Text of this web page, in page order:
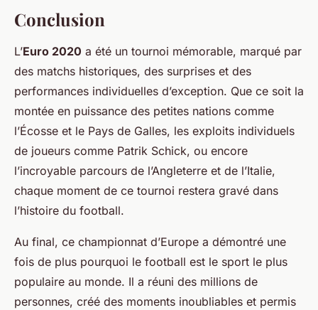
Conclusion
L’Euro 2020 a été un tournoi mémorable, marqué par
des matchs historiques, des surprises et des
performances individuelles d’exception. Que ce soit la
montée en puissance des petites nations comme
l’Écosse et le Pays de Galles, les exploits individuels
de joueurs comme Patrik Schick, ou encore
l’incroyable parcours de l’Angleterre et de l’Italie,
chaque moment de ce tournoi restera gravé dans
l’histoire du football.
Au final, ce championnat d’Europe a démontré une
fois de plus pourquoi le football est le sport le plus
populaire au monde. Il a réuni des millions de
personnes, créé des moments inoubliables et permis